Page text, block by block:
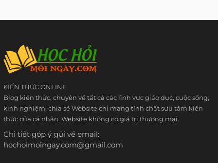
KIẾN THỨC ONLINE
Blog kiến thức, chuyên về tất cả các lĩnh vực giáo dục, cuộc sống,
kinh nghiệm, chia sẻ Website chỉ mang tính chất sưu tầm kiến
thức của cá nhân. Website không có giá trị thương mại.
Chi tiết góp ý gửi về email:
hochoimoingay.com@gmail.com